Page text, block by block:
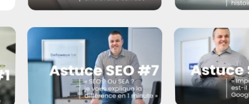
Les 3 éléments les plus
importants d’une page web
(dans l’ordre) ? Chapeau blanc,